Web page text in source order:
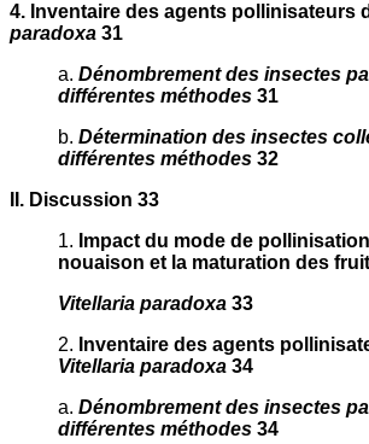
4. Inventaire des agents pollinisateurs
paradoxa 31
a. Dénombrement des insectes
différentes méthodes 31
b. Détermination des insectes
différentes méthodes 32
II. Discussion 33
1. Impact du mode de
nouaison et la maturation des
Vitellaria paradoxa 33
2. Inventaire des agents
Vitellaria paradoxa 34
a. Dénombrement des insectes
différentes méthodes 34